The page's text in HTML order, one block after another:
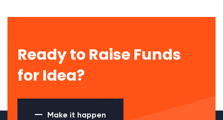
Ready to Raise Funds
for Idea?
Make it happen